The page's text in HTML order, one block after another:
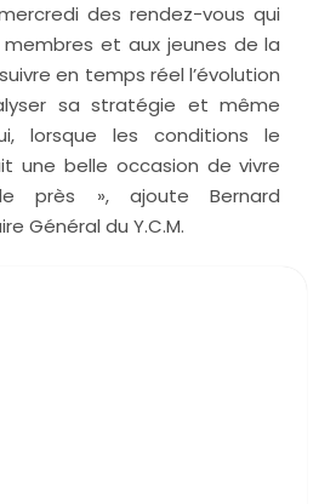
des rendez-vous qui
et aux jeunes de la
en temps réel l’évolution
sa stratégie et même
lorsque les conditions le
une belle occasion de vivre
près », ajoute Bernard
Général du Y.C.M.